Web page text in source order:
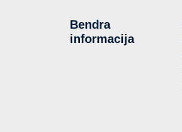
Bendra
informacija